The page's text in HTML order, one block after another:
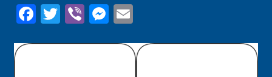
Facebook
Twitter
ViberMessenger